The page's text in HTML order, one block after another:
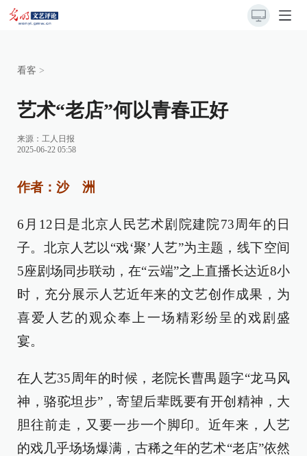
看客 >
艺术“老店”何以青春正好
来源： 工人日报
2025-06-22 05:58
作者：沙 洲
6月12日是北京人民艺术剧院建院73周年的日
子。北京人艺以“戏‘聚’人艺”为主题，线下空间
5座剧场同步联动，在“云端”之上直播长达近8小
时，充分展示人艺近年来的文艺创作成果，为
喜爱人艺的观众奉上一场精彩纷呈的戏剧盛
宴。
在人艺35周年的时候，老院长曹禺题字“龙马风
神，骆驼坦步”，寄望后辈既要有开创精神，大
胆往前走，又要一步一个脚印。近年来，人艺
的戏几乎场场爆满，古稀之年的艺术“老店”依然